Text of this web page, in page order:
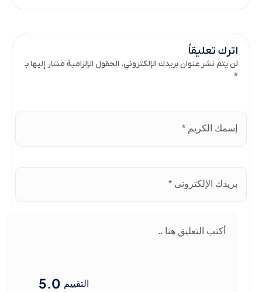
اترك تعليقاً
لن يتم نشر عنوان بريدك الإلكتروني. الحقول الإلزامية مشار إليها بـ
*
التقييم 5.0